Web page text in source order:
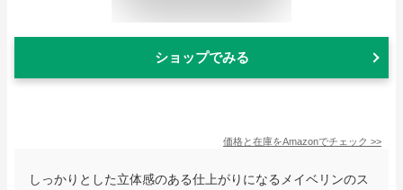
ショップでみる
価格と在庫をAmazonでチェック >>
しっかりとした立体感のある仕上がりになるメイベリンのス